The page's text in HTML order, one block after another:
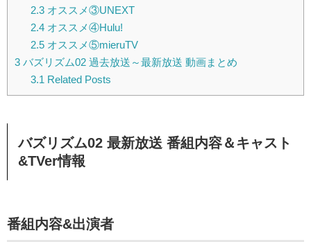
2.3オススメ③UNEXT
2.4オススメ④Hulu!
2.5オススメ⑤mieruTV
3 バズリズム02 過去放送～最新放送 動画まとめ
3.1 Related Posts
バズリズム02 最新放送 番組内容＆キャスト
&TVer情報
番組内容&出演者